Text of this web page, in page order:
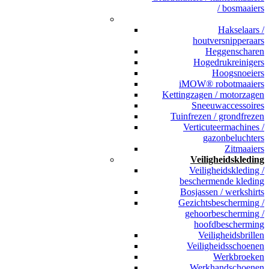
/ bosmaaiers
Hakselaars /
houtversnipperaars
Heggenscharen
Hogedrukreinigers
Hoogsnoeiers
iMOW® robotmaaiers
Kettingzagen / motorzagen
Sneeuwaccessoires
Tuinfrezen / grondfrezen
Verticuteermachines /
gazonbeluchters
Zitmaaiers
Veiligheidskleding
Veiligheidskleding /
beschermende kleding
Bosjassen / werkshirts
Gezichtsbescherming /
gehoorbescherming /
hoofdbescherming
Veiligheidsbrillen
Veiligheidsschoenen
Werkbroeken